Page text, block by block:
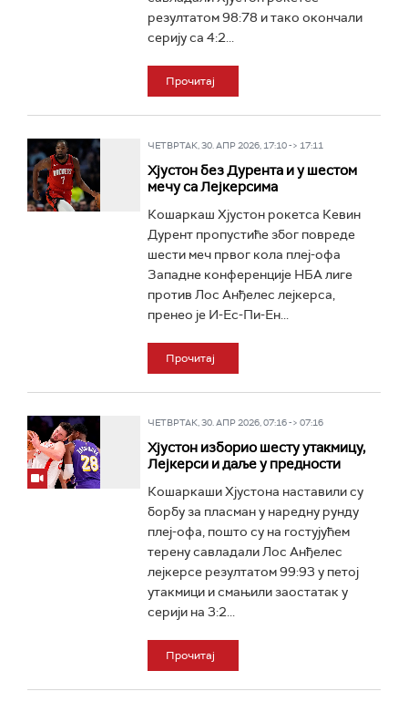
резултатом 98:78 и тако окончали
серију са 4:2...
Прочитај
ЧЕТВРТАК, 30. АПР 2026, 17:10 -> 17:11
Хјустон без Дурента и у шестом
мечу са Лејкерсима
Кошаркаш Хјустон рокетса Кевин
Дурент пропустиће због повреде
шести меч првог кола плеј-офа
Западне конференције НБА лиге
против Лос Анђелес лејкерса,
пренео је И-Ес-Пи-Ен...
Прочитај
ЧЕТВРТАК, 30. АПР 2026, 07:16 -> 07:16
Хјустон изборио шесту утакмицу,
Лејкерси и даље у предности
Кошаркаши Хјустона наставили су
борбу за пласман у наредну рунду
плеј-офа, пошто су на гостујућем
терену савладали Лос Анђелес
лејкерсе резултатом 99:93 у петој
утакмици и смањили заостатак у
серији на 3:2...
Прочитај